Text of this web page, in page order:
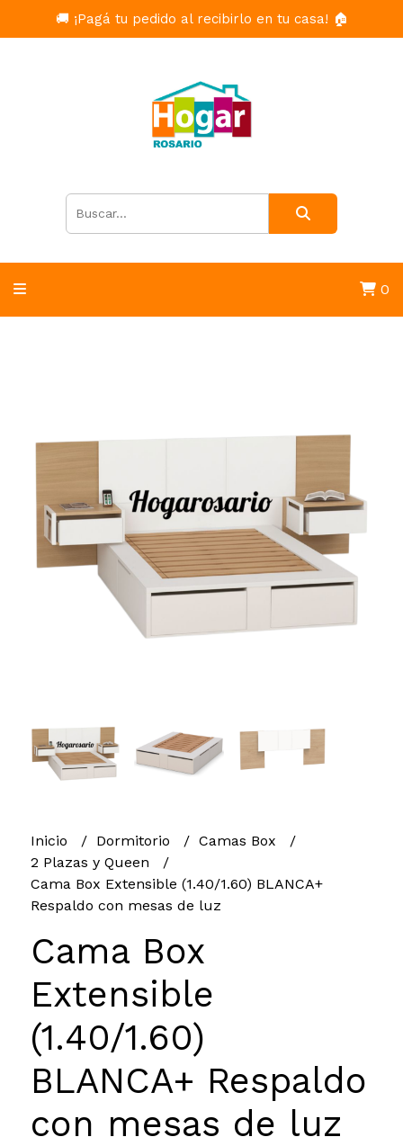
🚚 ¡Pagá tu pedido al recibirlo en tu casa! 🏠
0
Inicio Dormitorio
Camas Box
2 Plazas y Queen
Cama Box Extensible (1.40/1.60) BLANCA+
Respaldo con mesas de luz
Cama Box
Extensible
(1.40/1.60)
BLANCA+ Respaldo
con mesas de luz